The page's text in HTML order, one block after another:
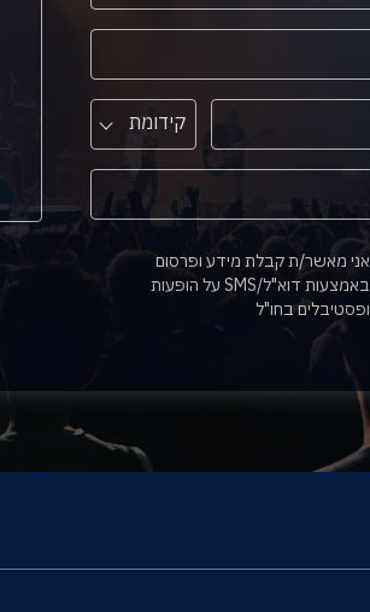
קידומת
אני מאשר/ת קבלת מידע ופרסום
באמצעות דוא"ל/SMS על הופעות
ופסטיבלים בחו"ל